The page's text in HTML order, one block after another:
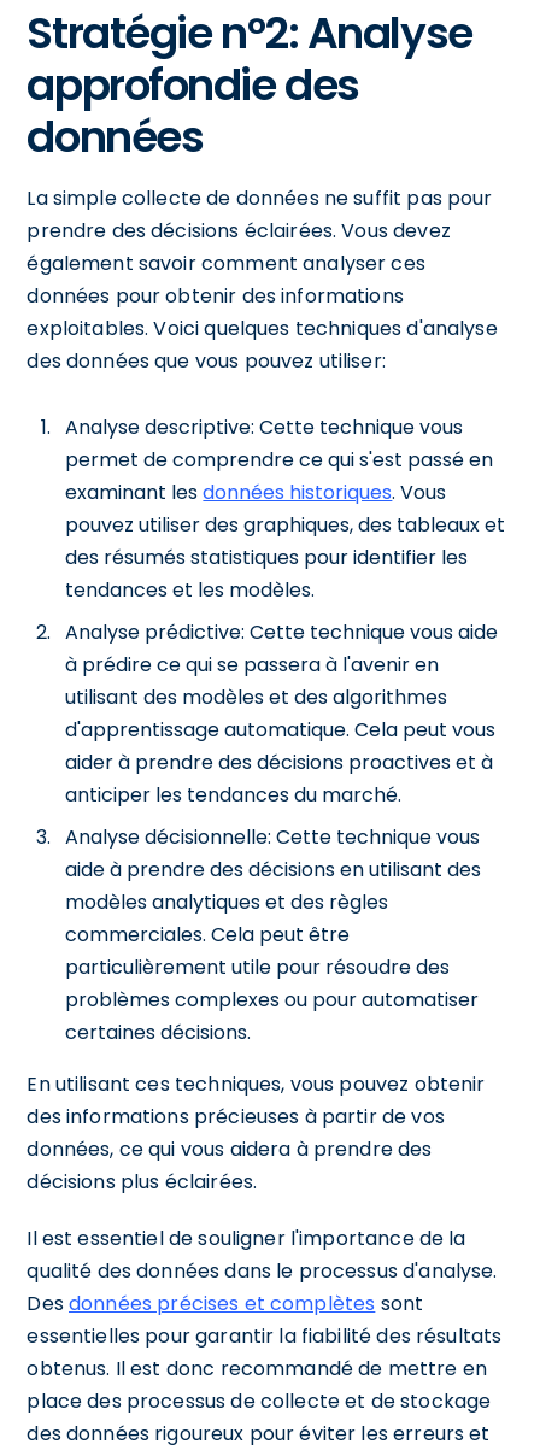
Stratégie n°2: Analyse
approfondie des
données
La simple collecte de données ne suffit pas pour
prendre des décisions éclairées. Vous devez
également savoir comment analyser ces
données pour obtenir des informations
exploitables. Voici quelques techniques d'analyse
des données que vous pouvez utiliser:
Analyse descriptive: Cette technique vous
permet de comprendre ce qui s'est passé en
examinant lesdonnées historiques. Vous
pouvez utiliser des graphiques, des tableaux et
des résumés statistiques pour identifier les
tendances et les modèles.
Analyse prédictive: Cette technique vous aide
à prédire ce qui se passera à l'avenir en
utilisant des modèles et des algorithmes
d'apprentissage automatique. Cela peut vous
aider à prendre des décisions proactives et à
anticiper les tendances du marché.
Analyse décisionnelle: Cette technique vous
aide à prendre des décisions en utilisant des
modèles analytiques et des règles
commerciales. Cela peut être
particulièrement utile pour résoudre des
problèmes complexes ou pour automatiser
certaines décisions.
En utilisant ces techniques, vous pouvez obtenir
des informations précieuses à partir de vos
données, ce qui vous aidera à prendre des
décisions plus éclairées.
Il est essentiel de souligner l'importance de la
qualité des données dans le processus d'analyse.
Desdonnées précises et complètes sont
essentielles pour garantir la fiabilité des résultats
obtenus. Il est donc recommandé de mettre en
place des processus de collecte et de stockage
des données rigoureux pour éviter les erreurs et